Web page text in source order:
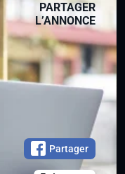
PARTAGER
L’ANNONCE
Partager